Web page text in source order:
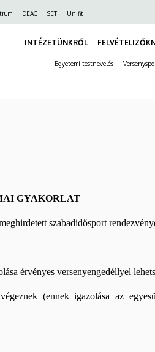
DEAC SET Unifit
INTÉZETÜNKRŐL
Egyetemi testnevelés
GYAKORLAT
szabadidősport
érvényes versenyengedéllyel
végeznek (ennek igazolása az